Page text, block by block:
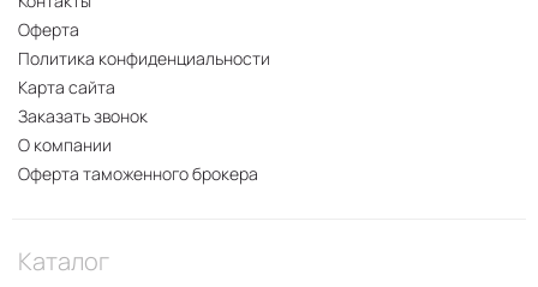
Оферта
Политика конфиденциальности
Карта сайта
Заказать звонок
О компании
Оферта таможенного брокера
Каталог